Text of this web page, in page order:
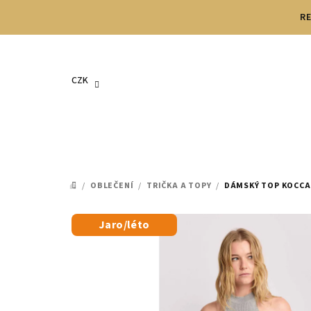
CZK
DOMŮ
/ OBLEČENÍ / TRIČKA A TOPY / DÁMSKÝ TOP
Jaro/léto